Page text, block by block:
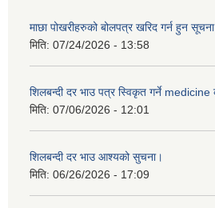
माछा पोखरीहरुको बोलपत्र खरिद गर्न हुन
मिति: 07/24/2026 - 13:58
शिलबन्दी दर भाउ पत्र स्विकृत गर्ने
मिति: 07/06/2026 - 12:01
शिलबन्दी दर भाउ आश्यको सुचना।
मिति: 06/26/2026 - 17:09